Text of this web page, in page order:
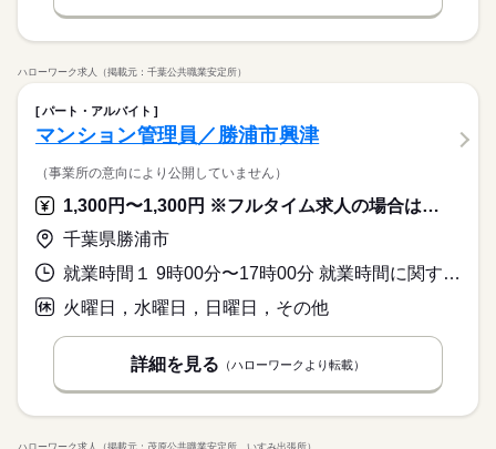
ハローワーク求人（掲載元：千葉公共職業安定所）
パート・アルバイト
マンション管理員／勝浦市興津
（事業所の意向により公開していません）
1,300円〜1,300円 ※フルタイム求人の場合は月額（換算額）、パート求人の場合は時間額を表示しています。
千葉県勝浦市
就業時間１ 9時00分〜17時00分 就業時間に関する特記事項 月・木・金・土曜日の週４日勤務。
火曜日，水曜日，日曜日，その他
詳細を見る （ハローワークより転載）
ハローワーク求人（掲載元：茂原公共職業安定所 いすみ出張所）